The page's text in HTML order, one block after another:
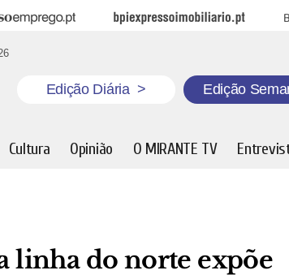
BPI Expresso Imobiliário
Edição Diária > Edição
Cultura Opinião O MIRANTE TV
linha do norte expõe